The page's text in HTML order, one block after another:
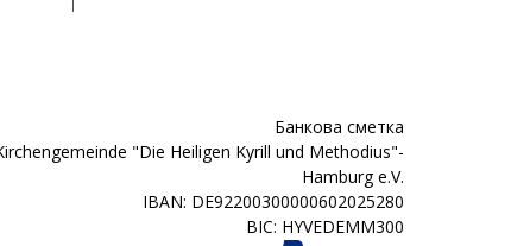
Банкова сметка
"Die Heiligen Kyrill und Methodius"-
Hamburg e.V.
IBAN: DE92200300000602025280
BIC: HYVEDEMM300